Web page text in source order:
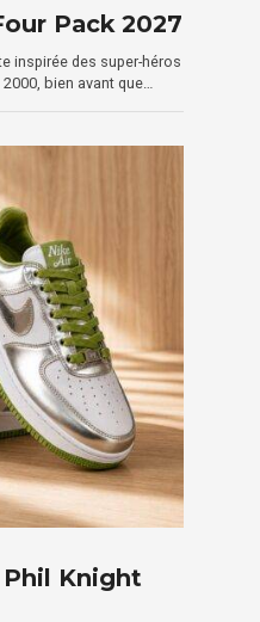
Pack 2027
inspirée des super-héros
bien avant que…
Phil Knight